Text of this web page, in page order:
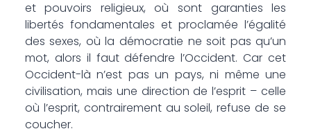
et pouvoirs religieux, où sont garanties les
libertés fondamentales et proclamée l’égalité
des sexes, où la démocratie ne soit pas qu’un
mot, alors il faut défendre l’Occident. Car cet
Occident-là n’est pas un pays, ni même une
civilisation, mais une direction de l’esprit – celle
où l’esprit, contrairement au soleil, refuse de se
coucher.